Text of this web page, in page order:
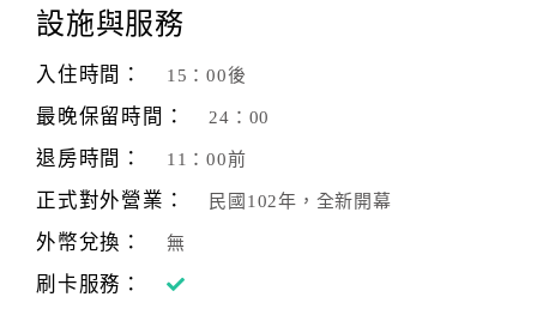
旅
伴
劃
商
品
傳
設施與服務
入住時間： 15：00後
最晚保留時間： 24：00
退房時間： 11：00前
正式對外營業： 民國102年，全新開幕
外幣兌換： 無
刷卡服務：